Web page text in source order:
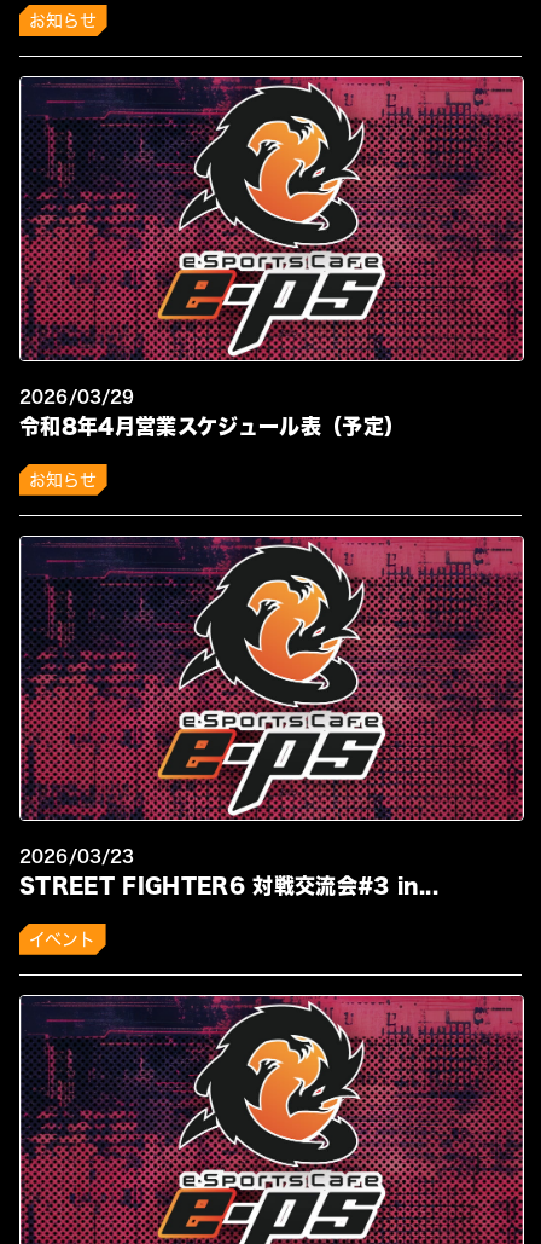
お知らせ
2026/03/29
令和8年4月営業スケジュール表（予定）
お知らせ
2026/03/23
STREET FIGHTER6 対戦交流会#3 in...
イベント